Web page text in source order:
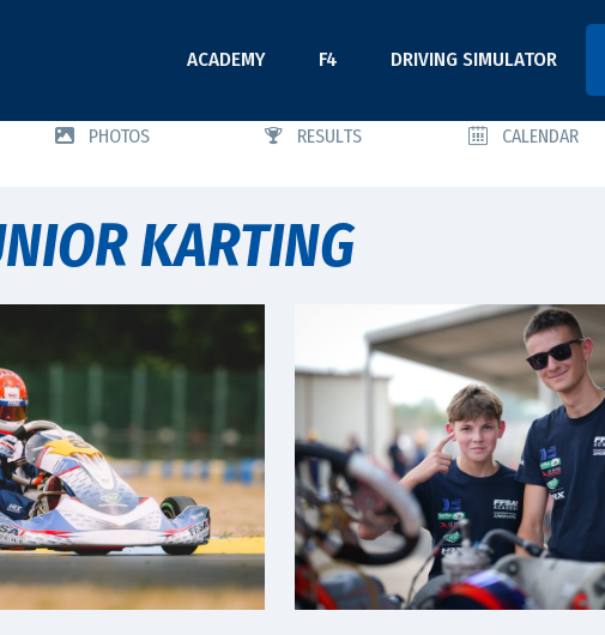
ACADEMY F4 DRIVING SIMULATOR
PHOTOS RESULTS CALENDAR
KARTING